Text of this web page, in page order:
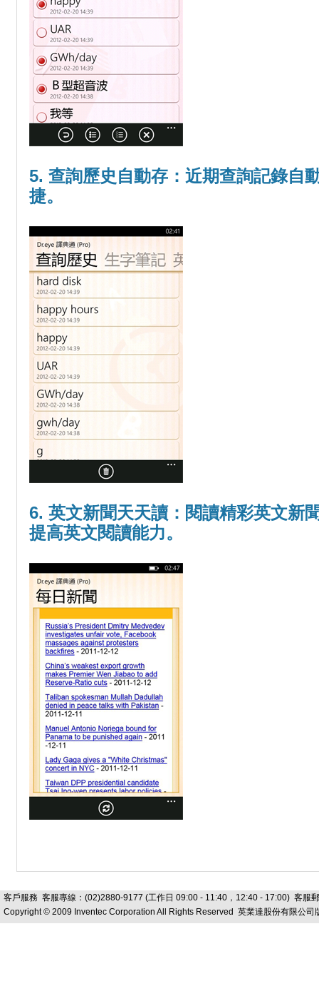
5. 查詢歷史自動存：近期查詢記錄自
捷。
6. 英文新聞天天讀：閱讀精彩英文新
提高英文閱讀能力。
客戶服務 客服專線：(02)2880-9177 (工作日 09:00 - 11:40，12:40 - 17:00) 客服
Copyright © 2009 Inventec Corporation All Rights Reserved 英業達股份有限公司